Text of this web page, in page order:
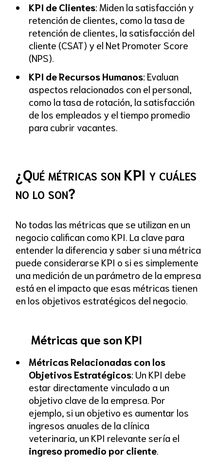
KPI de Clientes: Miden la satisfacción y
retención de clientes, como la tasa de
retención de clientes, la satisfacción del
cliente (CSAT) y el Net Promoter Score
(NPS).
KPI de Recursos Humanos: Evaluan
aspectos relacionados con el personal,
como la tasa de rotación, la satisfacción
de los empleados y el tiempo promedio
para cubrir vacantes.
¿Qué métricas son KPI y cuáles
no lo son?
No todas las métricas que se utilizan en un
negocio califican como KPI. La clave para
entender la diferencia y saber si una métrica
puede considerarse KPI o si es simplemente
una medición de un parámetro de la empresa
está en el impacto que esas métricas tienen
en los objetivos estratégicos del negocio.
Métricas que son KPI
Métricas Relacionadas con los
Objetivos Estratégicos: Un KPI debe
estar directamente vinculado a un
objetivo clave de la empresa. Por
ejemplo, si un objetivo es aumentar los
ingresos anuales de la clínica
veterinaria, un KPI relevante sería el
ingreso promedio por cliente